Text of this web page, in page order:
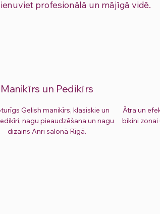
profesionālā un mājīgā vidē.
Manikīrs un Pedikīrs
Gelish manikīrs, klasiskie un
nagu pieaudzēšana un nagu
dizains Anri salonā Rīgā.
Ātra un
bikini zonai